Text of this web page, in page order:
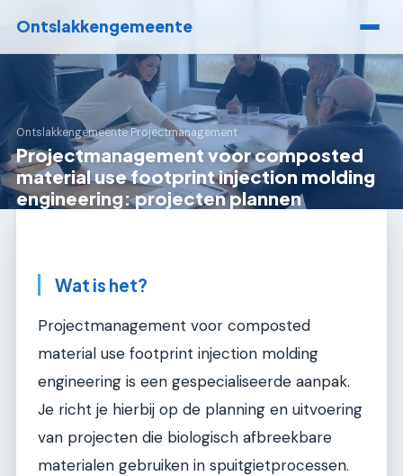
Ontslakkengemeente
Ontslakkengemeente›Projectmanagement
Projectmanagement voor composted
material use footprint injection molding
engineering: projecten plannen
Wat is het?
Projectmanagement voor composted
material use footprint injection molding
engineering is een gespecialiseerde aanpak.
Je richt je hierbij op de planning en uitvoering
van projecten die biologisch afbreekbare
materialen gebruiken in spuitgietprocessen.